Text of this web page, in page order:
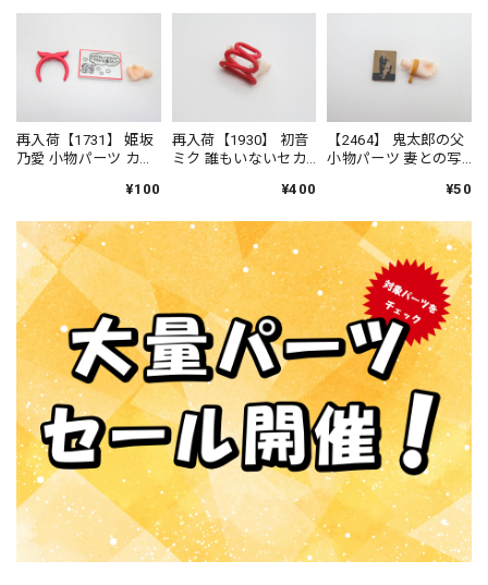
再入荷【1731】 姫坂
乃愛 小物パーツ カチ
プ ねんどろいど¥100
再入荷【1930】 初音
ミク 誰もいないセカ
やとり ねんどろい
¥400
【2464】 鬼太郎の父
小物パーツ 妻との写
¥50